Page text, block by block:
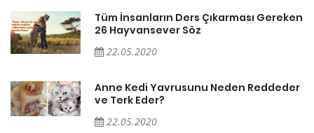
Tüm İnsanların Ders Çıkarması Gereken
26 Hayvansever Söz
22.05.2020
Anne Kedi Yavrusunu Neden Reddeder
ve Terk Eder?
22.05.2020